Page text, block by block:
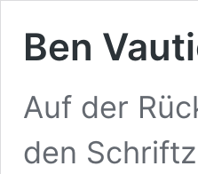
Ben
Auf der
den